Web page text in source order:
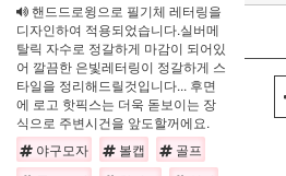
핸드드로윙으로 필기체 레터링을
디자인하여 적용되었습니다.실버메
탈릭 자수로 정갈하게 마감이 되어있
어 깔끔한 은빛레터링이 정갈하게 스
타일을 정리해드릴것입니다... 후면
에 로고 핫픽스는 더욱 돋보이는 장
식으로 주변시건을 앞도할꺼에요.
야구모자
볼캡
골프